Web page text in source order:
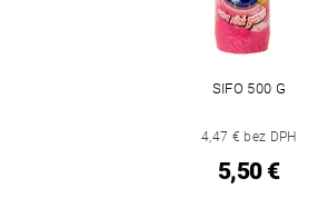
SIFO 500 G
4,47 € bez DPH
5,50 €